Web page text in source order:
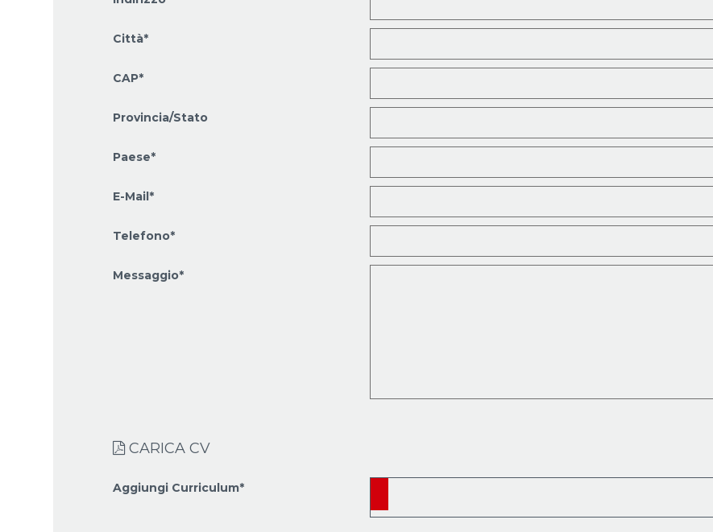
Città*
CAP*
Provincia/Stato
Paese*
E-Mail*
Telefono*
Messaggio*
CARICA CV
Aggiungi Curriculum*